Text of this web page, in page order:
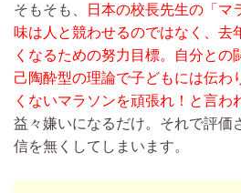
そもそも、
日本の校長先生の「マ
味は人と競わせるのではなく、去
くなるための努力目標。自分との
己陶酔型の理論で子どもには伝わ
くないマラソンを頑張れ！と言わ
益々嫌いになるだけ。それで評価
信を無くしてしまいます。